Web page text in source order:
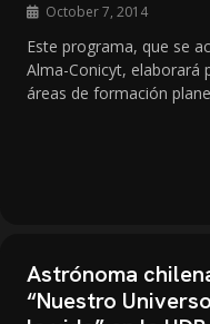
October 7, 2014
Este programa, que se
Alma-Conicyt, elaborará
áreas de formación
Astrónoma
“Nuestro